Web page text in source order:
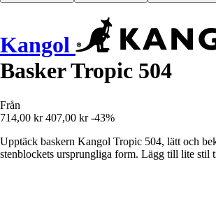
Kangol
Basker Tropic 504
Från
714,00 kr 407,00 kr -43%
Upptäck baskern Kangol Tropic 504, lätt och
stenblockets ursprungliga form. Lägg till lite stil